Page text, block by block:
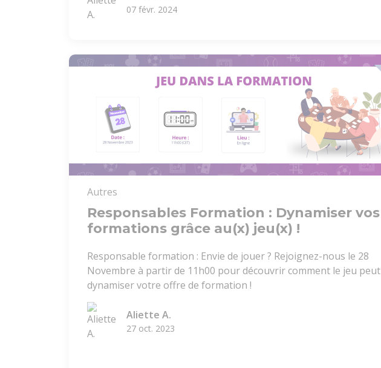
07 févr. 2024
Autres
Responsables Formation : Dynamiser vos
formations grâce au(x) jeu(x) !
Responsable formation : Envie de jouer ? Rejoignez-nous le 28
Novembre à partir de 11h00 pour découvrir comment le jeu peut
dynamiser votre offre de formation !
Aliette A.
27 oct. 2023